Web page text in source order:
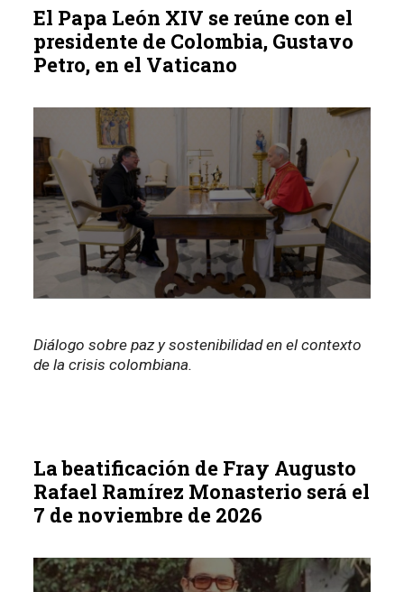
El Papa León XIV se reúne con el
presidente de Colombia, Gustavo
Petro, en el Vaticano
Diálogo sobre paz y sostenibilidad en el contexto
de la crisis colombiana.
La beatificación de Fray Augusto
Rafael Ramírez Monasterio será el
7 de noviembre de 2026